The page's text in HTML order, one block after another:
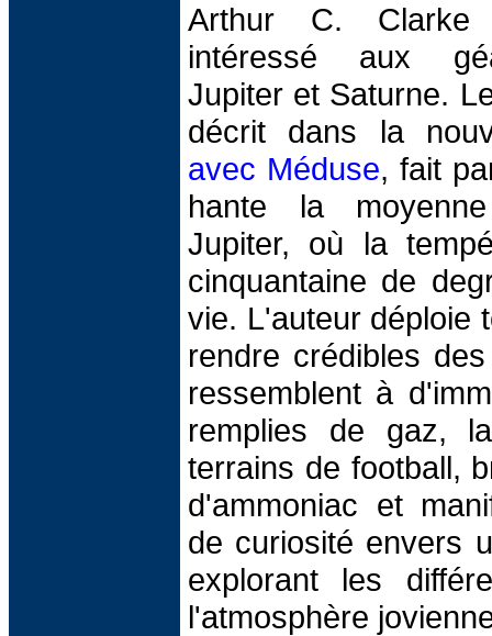
Arthur C. Clarke
intéressé aux
Jupiter et Saturne.
décrit dans la
avec Méduse, fait
hante la
Jupiter, où la
cinquantaine de
vie. L'auteur déploie
rendre crédibles
ressemblent à
remplies de gaz,
terrains de football,
d'ammoniac et
de curiosité envers
explorant les
l'atmosphère